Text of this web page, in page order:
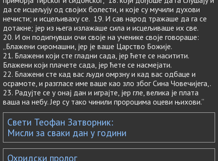
да се исцељују од својих болести, и које су мучили духови
нечисти; и исцељиваху се. 19. И сав народ тражаше да га се
дотакне; јер из њега излажаше сила и исцељиваше их све.
20. И он подигнувши очи своје на ученике своје говораше:
„Блажени сиромашни, јер је ваше Царство Божије.
21. Блажени који сте гладни сада, јер ћете се наситити.
Блажени који плачете сада, јер ћете се насмејати.
22. Блажени сте кад вас људи омрзну и кад вас одбаце и
осрамоте, и разгласе име ваше као зло због Сина Човечијега,.
23. Радујте се у онај дан и играјте, јер гле, велика је плата
ваша на небу. Јер су тако чинили пророцима оцеви њихови.“
Свети Теофан Затворник:
Мисли за сваки дан у години
Охридски пролог